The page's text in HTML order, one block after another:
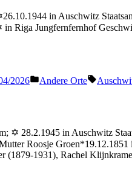
in Auschwitz
Riga Jungfernfernhof
2026
Veröffentlicht
Andere Orte
✡ 28.2.1945 in Auschwitz
Roosje
(1879-1931), Rachel